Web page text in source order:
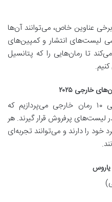
برخی عناوین خاص، می‌توانند آن‌ها
لیست‌های انتشار و کمپین‌های
تا رمان‌هایی را که پتانسیل
خارجی ۲۰۲۵
در ادامه، به معرفی دقیق و تحلیلی ۱۰ رمان خارجی می‌پردازیم که
در سال ۲۰۲۵ در صدر لیست‌های پرفروش قرار گیرند. هر
خود را دارند و می‌توانند تجربه‌ای